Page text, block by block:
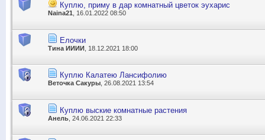
Куплю, приму в дар комнатный цветок эухарис
Naina21 , 16.01.2022 08:50
Елочки
Тина ИИИИ , 18.12.2021 18:00
Куплю Калатею Лансифолию
Веточка Сакуры , 26.08.2021 13:54
Куплю выские комнатные растения
Анель , 24.06.2021 22:33